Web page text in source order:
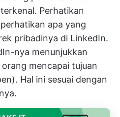
Perhatikan
apa yang
pribadinya di LinkedIn.
nya menunjukkan
mencapai tujuan
Hal ini sesuai dengan